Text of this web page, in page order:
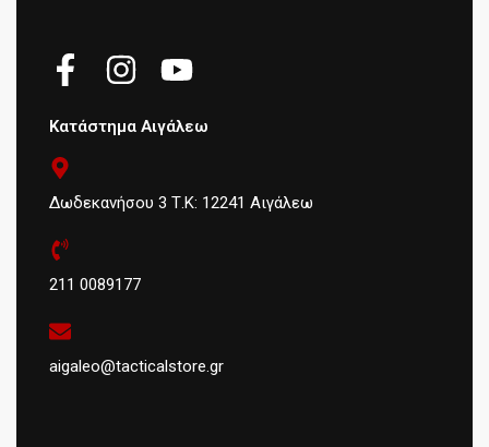
Κατάστημα Αιγάλεω
Δωδεκανήσου 3 Τ.Κ: 12241 Αιγάλεω
211 0089177
aigaleo@tacticalstore.gr